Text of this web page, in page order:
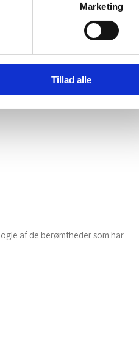
Marketing
Tillad alle
har udført tegningerne.
af de berømtheder som har